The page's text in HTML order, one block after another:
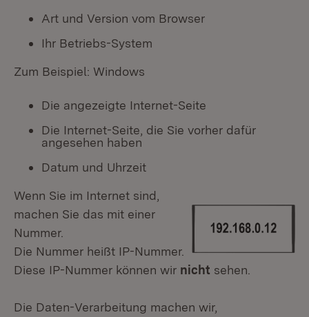
Art und Version vom Browser
Ihr Betriebs-System
Zum Beispiel: Windows
Die angezeigte Internet-Seite
Die Internet-Seite, die Sie vorher dafür
angesehen haben
Datum und Uhrzeit
Wenn Sie im Internet sind,
machen Sie das mit einer
Nummer.
Die Nummer heißt IP-Nummer.
Diese IP-Nummer können wir nicht sehen.
Die Daten-Verarbeitung machen wir,